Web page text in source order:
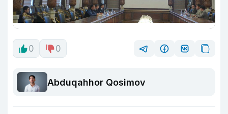
0 0
Abduqahhor Qosimov